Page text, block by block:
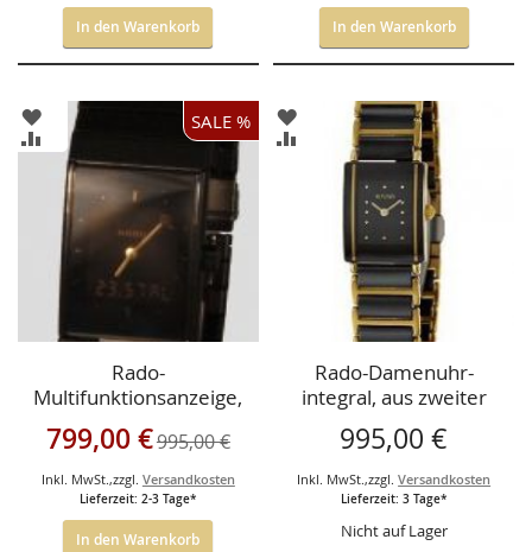
In den Warenkorb In den Warenkorb
ZUR
WUNSCHLISTE
HINZUFÜGEN
ZUR
VERGLEICHSLISTE
HINZUFÜGEN
SALE %
Rado-
Multifunktionsanzeige,
aus zweiter Hand mit 2
Jahren Hausgarantie
Sonderangebot
799,00 €995,00 €
Inkl. MwSt. ,zzgl. Versandkosten
Lieferzeit: 2-3 Tage*
In den Warenkorb
ZUR
WUNSCHLISTE
HINZUFÜGEN
ZUR
VERGLEICHSLISTE
HINZUFÜGEN
Rado-Damenuhr-
integral, aus zweiter
Hand mit 2 Jahren
Hausgarantie
995,00 €
Inkl. MwSt.,zzgl.Versandkosten
Lieferzeit: 3 Tage*
Nicht auf Lager